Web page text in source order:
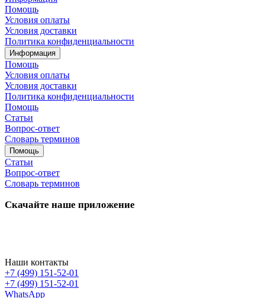
Помощь
Условия оплаты
Условия доставки
Политика конфиденциальности
Информация
Помощь
Условия оплаты
Условия доставки
Политика конфиденциальности
Помощь
Статьи
Вопрос-ответ
Словарь терминов
Помощь
Статьи
Вопрос-ответ
Словарь терминов
Скачайте наше приложение
Наши контакты
+7 (499) 151-52-01
+7 (499) 151-52-01
WhatsApp